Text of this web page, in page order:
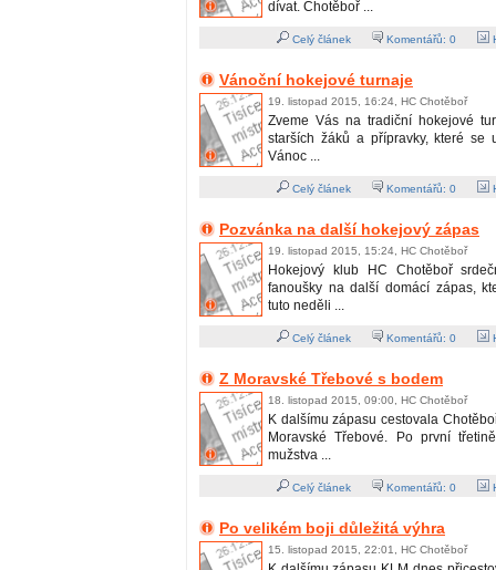
dívat. Chotěboř ...
Celý článek Komentářů: 0
Vánoční hokejové turnaje
19. listopad 2015, 16:24, HC Chotěboř
Zveme Vás na tradiční hokejové
starších žáků a přípravky, které se
Vánoc ...
Celý článek Komentářů: 0
Pozvánka na další hokejový zápas
19. listopad 2015, 15:24, HC Chotěboř
Hokejový klub HC Chotěboř
fanoušky na další domácí zápas,
tuto neděli ...
Celý článek Komentářů: 0
Z Moravské Třebové s bodem
18. listopad 2015, 09:00, HC Chotěboř
K dalšímu zápasu cestovala
Moravské Třebové. Po první
mužstva ...
Celý článek Komentářů: 0
Po velikém boji důležitá výhra
15. listopad 2015, 22:01, HC Chotěboř